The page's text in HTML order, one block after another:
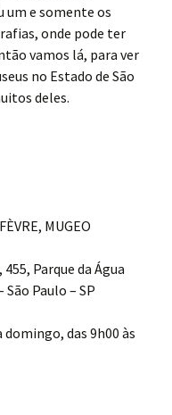
um e somente os
onde pode ter
vamos lá, para ver
no Estado de São
deles.
MUGEO
Parque da Água
São Paulo – SP
das 9h00 às